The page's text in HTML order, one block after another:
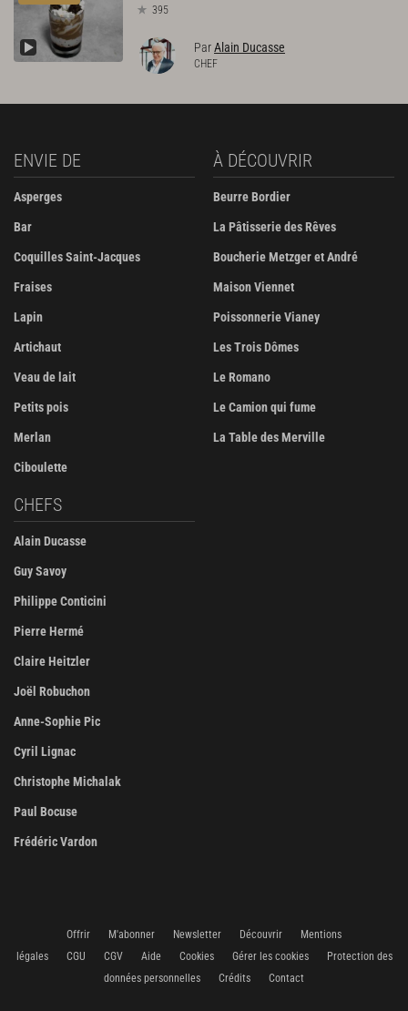
395
ParAlain Ducasse
CHEF
ENVIE DE
Asperges
Bar
Coquilles Saint-Jacques
Fraises
Lapin
Artichaut
Veau de lait
Petits pois
Merlan
Ciboulette
À DÉCOUVRIR
Beurre Bordier
La Pâtisserie des Rêves
Boucherie Metzger et André
Maison Viennet
Poissonnerie Vianey
Les Trois Dômes
Le Romano
Le Camion qui fume
La Table des Merville
CHEFS
Alain Ducasse
Guy Savoy
Philippe Conticini
Pierre Hermé
Claire Heitzler
Joël Robuchon
Anne-Sophie Pic
Cyril Lignac
Christophe Michalak
Paul Bocuse
Frédéric Vardon
Offrir M'abonner Newsletter Découvrir
Mentions
légales
CGU CGV Aide Cookies Gérer les cookies
Protection des
données personnelles
Crédits Contact